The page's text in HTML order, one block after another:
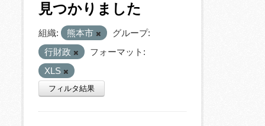
見つかりました
組織: 熊本市
グループ:
行財政
フォーマット:
XLS
フィルタ結果